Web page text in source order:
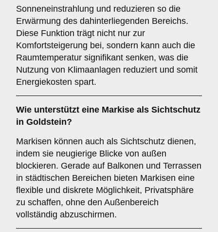
Sonneneinstrahlung und reduzieren so die
Erwärmung des dahinterliegenden Bereichs.
Diese Funktion trägt nicht nur zur
Komfortsteigerung bei, sondern kann auch die
Raumtemperatur signifikant senken, was die
Nutzung von Klimaanlagen reduziert und somit
Energiekosten spart.
Wie unterstützt eine Markise als Sichtschutz
in Goldstein?
Markisen können auch als Sichtschutz dienen,
indem sie neugierige Blicke von außen
blockieren. Gerade auf Balkonen und Terrassen
in städtischen Bereichen bieten Markisen eine
flexible und diskrete Möglichkeit, Privatsphäre
zu schaffen, ohne den Außenbereich
vollständig abzuschirmen.